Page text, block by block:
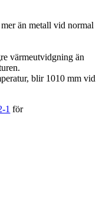
än metall vid normal
värmeutvidgning än
blir 1010 mm vid
1 för